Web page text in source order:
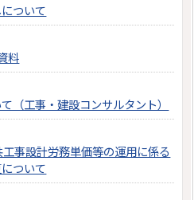
ついて
料
（工事・建設コンサルタント）
事設計労務単価等の運用に係る
ついて